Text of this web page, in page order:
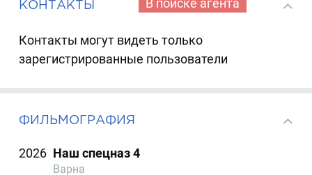
КОНТАКТЫ В поиске агента
Контакты могут видеть только
зарегистрированные пользователи
ФИЛЬМОГРАФИЯ
2026 Наш спецназ 4
Варна